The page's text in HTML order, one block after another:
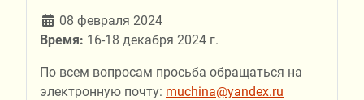
08 февраля 2024
Время: 16-18 декабря 2024 г.
По всем вопросам просьба обращаться на
электронную почту: muchina@yandex.ru